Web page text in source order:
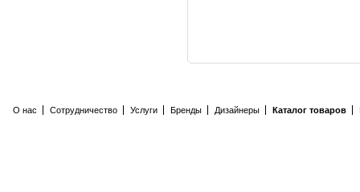
О нас Сотрудничество Услуги Бренды Дизайнеры Каталог товаров